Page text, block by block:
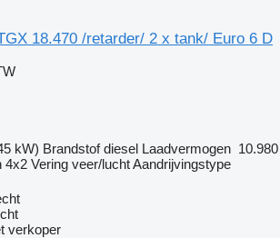
18.470 /retarder/ 2 x tank/ Euro 6 D
kW) Brandstof diesel Laadvermogen 10.980
4x2 Vering veer/luchtAandrijvingstype
verkoper